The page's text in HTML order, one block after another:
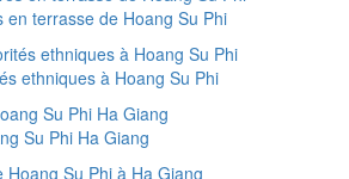
en terrasse de Hoang Su Phi
ethniques à Hoang Su Phi
Su Phi Ha Giang